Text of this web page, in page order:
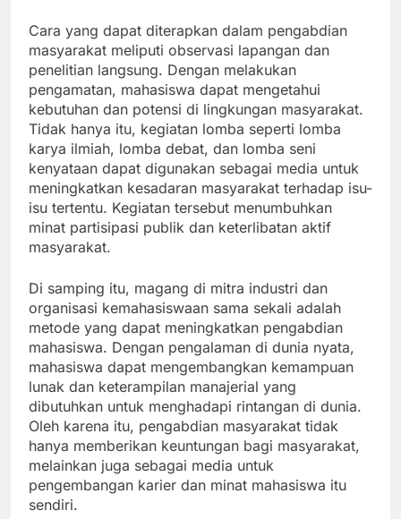
Cara yang dapat diterapkan dalam pengabdian
masyarakat meliputi observasi lapangan dan
penelitian langsung. Dengan melakukan
pengamatan, mahasiswa dapat mengetahui
kebutuhan dan potensi di lingkungan masyarakat.
Tidak hanya itu, kegiatan lomba seperti lomba
karya ilmiah, lomba debat, dan lomba seni
kenyataan dapat digunakan sebagai media untuk
meningkatkan kesadaran masyarakat terhadap isu-
isu tertentu. Kegiatan tersebut menumbuhkan
minat partisipasi publik dan keterlibatan aktif
masyarakat.
Di samping itu, magang di mitra industri dan
organisasi kemahasiswaan sama sekali adalah
metode yang dapat meningkatkan pengabdian
mahasiswa. Dengan pengalaman di dunia nyata,
mahasiswa dapat mengembangkan kemampuan
lunak dan keterampilan manajerial yang
dibutuhkan untuk menghadapi rintangan di dunia.
Oleh karena itu, pengabdian masyarakat tidak
hanya memberikan keuntungan bagi masyarakat,
melainkan juga sebagai media untuk
pengembangan karier dan minat mahasiswa itu
sendiri.